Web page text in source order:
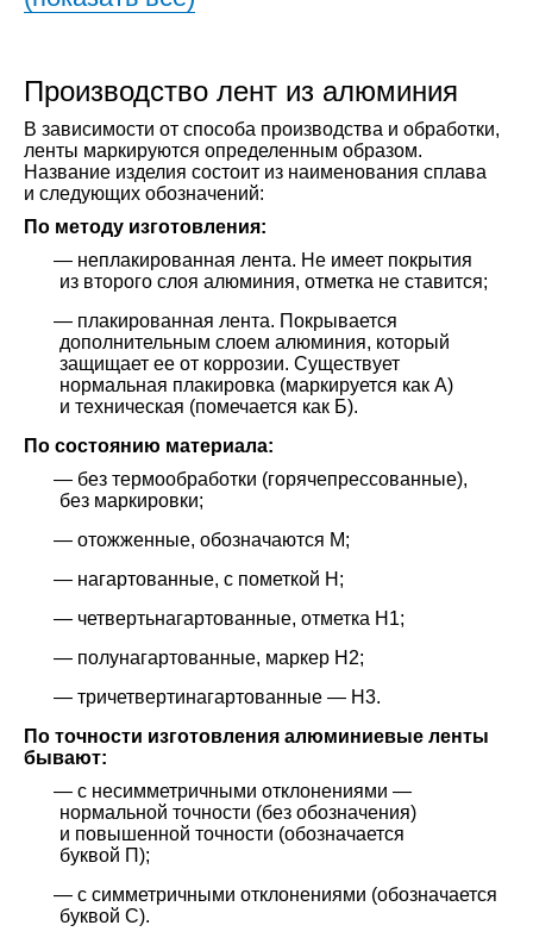
Производство лент из алюминия
В зависимости от способа производства и обработки,
ленты маркируются определенным образом.
Название изделия состоит из наименования сплава
и следующих обозначений:
По методу изготовления:
неплакированная лента. Не имеет покрытия
из второго слоя алюминия, отметка не ставится;
плакированная лента. Покрывается
дополнительным слоем алюминия, который
защищает ее от коррозии. Существует
нормальная плакировка (маркируется как А)
и техническая (помечается как Б).
По состоянию материала:
без термообработки (горячепрессованные),
без маркировки;
отожженные, обозначаются М;
нагартованные, с пометкой Н;
четвертьнагартованные, отметка Н1;
полунагартованные, маркер Н2;
тричетвертинагартованные — Н3.
По точности изготовления алюминиевые ленты
бывают:
с несимметричными отклонениями —
нормальной точности (без обозначения)
и повышенной точности (обозначается
буквой П);
с симметричными отклонениями (обозначается
буквой С).